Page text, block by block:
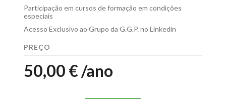
Participação em cursos de formação em condições
especiais
Acesso Exclusivo ao Grupo da G.G.P. no Linkedin
PREÇO
50,00 € /ano